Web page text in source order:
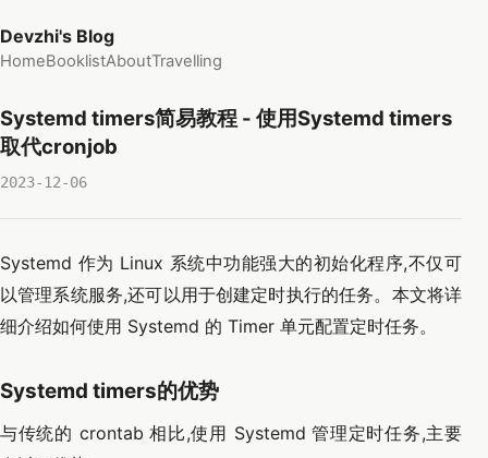
Devzhi's Blog
HomeBooklistAboutTravelling
Systemd timers简易教程 - 使用Systemd timers
取代cronjob
2023-12-06
Systemd 作为 Linux 系统中功能强大的初始化程序,不仅可
以管理系统服务,还可以用于创建定时执行的任务。本文将详
细介绍如何使用 Systemd 的 Timer 单元配置定时任务。
Systemd timers的优势
与传统的 crontab 相比,使用 Systemd 管理定时任务,主要